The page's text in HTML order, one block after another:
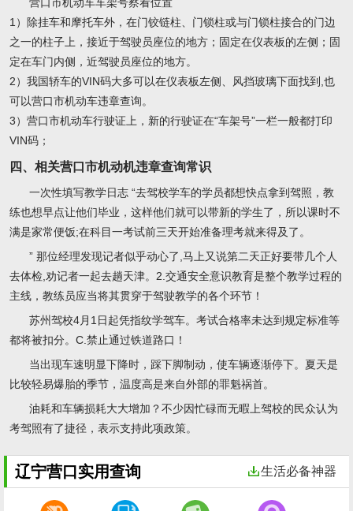
1）除挂车和摩托车外，在门铰链柱、门锁柱或与门锁柱接合的门边
之一的柱子上，接近于驾驶员座位的地方；固定在仪表板的左侧；固
定在车门内侧，近驾驶员座位的地方。
2）我国轿车的VIN码大多可以在仪表板左侧、风挡玻璃下面找到,也
可以营口市机动车违章查询。
3）营口市机动车行驶证上，新的行驶证在“车架号”一栏一般都打印
VIN码；
四、相关营口市机动机违章查询常识
一次性填写教学日志 “去驾校学车的学员都想快点拿到驾照，教
练也想早点让他们毕业，这样他们就可以带新的学生了，所以课时不
满是家常便饭;在科目一考试前三天开始准备理考就来得及了。
” 那位经理发现记者似乎动心了,马上又说第二天正好要带几个人
去体检,劝记者一起去趟天津。2.交通安全意识教育是整个教学过程的
主线，教练员应当将其贯穿于驾驶教学的各个环节！
苏州驾校4月1日起凭指纹学驾车。考试合格率未达到规定标准等
都将被扣分。C.禁止通过铁道路口！
当出现车速明显下降时，踩下脚制动，使车辆逐渐停下。夏天是
比较轻易爆胎的季节，温度高是来自外部的罪魁祸首。
油耗和车辆损耗大大增加？不少因忙碌而无暇上驾校的民众认为
考驾照有了捷径，表示支持此项政策。
辽宁营口实用查询 生活必备神器